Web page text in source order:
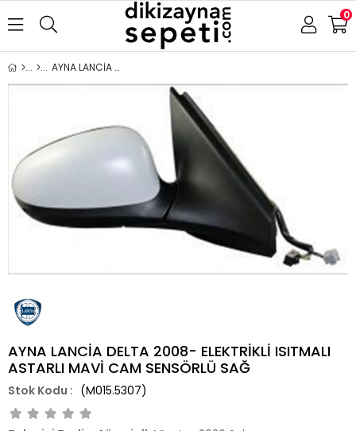
0
AYNA LANCİA DELTA 2008- ELEKTRİKLİ ISITMALI ASTARLI MAVİ CAM SENSÖRLÜ SAĞ
AYNA LANCİA DELTA 2008- ELEKTRİKLİ ISITMALI
ASTARLI MAVİ CAM SENSÖRLÜ SAĞ
(M015.5307)